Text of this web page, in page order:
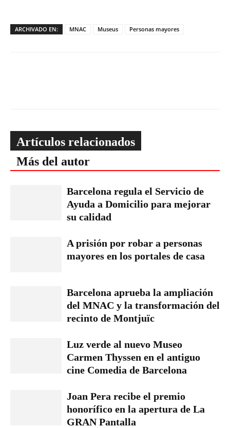
ARCHIVADO EN: MNAC Museus Personas mayores
Artículos relacionados
Más del autor
Barcelona regula el Servicio de
Ayuda a Domicilio para mejorar
su calidad
A prisión por robar a personas
mayores en los portales de casa
Barcelona aprueba la ampliación
del MNAC y la transformación del
recinto de Montjuïc
Luz verde al nuevo Museo
Carmen Thyssen en el antiguo
cine Comedia de Barcelona
Joan Pera recibe el premio
honorífico en la apertura de La
GRAN Pantalla